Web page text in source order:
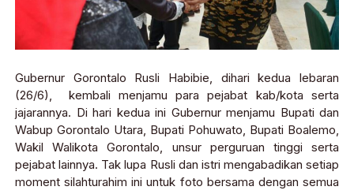
Gubernur Gorontalo Rusli Habibie, dihari kedua lebaran
(26/6), kembali menjamu para pejabat kab/kota serta
jajarannya. Di hari kedua ini Gubernur menjamu Bupati dan
Wabup Gorontalo Utara, Bupati Pohuwato, Bupati Boalemo,
Wakil Walikota Gorontalo, unsur perguruan tinggi serta
pejabat lainnya. Tak lupa Rusli dan istri mengabadikan setiap
moment silahturahim ini untuk foto bersama dengan semua